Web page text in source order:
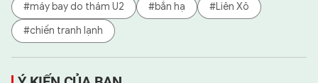
#máy bay do thám U2 #bắn hạ
#Liên Xô
#chiến tranh lạnh